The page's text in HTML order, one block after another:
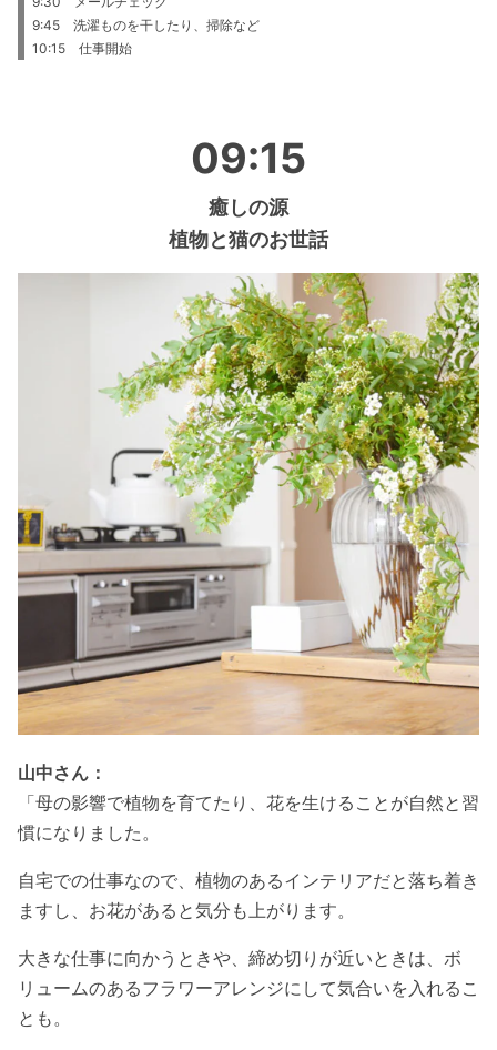
9:45 洗濯ものを干したり、掃除など
10:15 仕事開始
09:15
癒しの源
植物と猫のお世話
山中さん：
「母の影響で植物を育てたり、花を生けることが自然と習
慣になりました。
自宅での仕事なので、植物のあるインテリアだと落ち着き
ますし、お花があると気分も上がります。
大きな仕事に向かうときや、締め切りが近いときは、ボ
リュームのあるフラワーアレンジにして気合いを入れるこ
とも。